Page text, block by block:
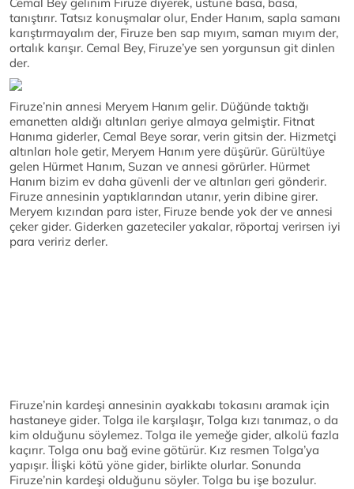
tanıştırır. Tatsız konuşmalar olur, Ender Hanım, sapla samanı
karıştırmayalım der, Firuze ben sap mıyım, saman mıyım der,
ortalık karışır. Cemal Bey, Firuze’ye sen yorgunsun git dinlen
der.
Firuze’nin annesi Meryem Hanım gelir. Düğünde taktığı
emanetten aldığı altınları geriye almaya gelmiştir. Fitnat
Hanıma giderler, Cemal Beye sorar, verin gitsin der. Hizmetçi
altınları hole getir, Meryem Hanım yere düşürür. Gürültüye
gelen Hürmet Hanım, Suzan ve annesi görürler. Hürmet
Hanım bizim ev daha güvenli der ve altınları geri gönderir.
Firuze annesinin yaptıklarından utanır, yerin dibine girer.
Meryem kızından para ister, Firuze bende yok der ve annesi
çeker gider. Giderken gazeteciler yakalar, röportaj verirsen iyi
para veririz derler.
Firuze’nin kardeşi annesinin ayakkabı tokasını aramak için
hastaneye gider. Tolga ile karşılaşır, Tolga kızı tanımaz, o da
kim olduğunu söylemez. Tolga ile yemeğe gider, alkolü fazla
kaçırır. Tolga onu bağ evine götürür. Kız resmen Tolga’ya
yapışır. İlişki kötü yöne gider, birlikte olurlar. Sonunda
Firuze’nin kardeşi olduğunu söyler. Tolga bu işe bozulur.